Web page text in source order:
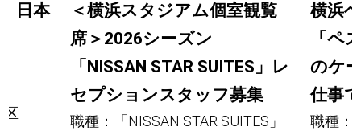
日本
区
＜横浜スタジアム個室観覧
席＞2026シーズン
「NISSAN STAR SUITES」レ
セプションスタッフ募集
職種：「NISSAN STAR SUITES」
横浜
「ペ
のケ
仕事
職種：